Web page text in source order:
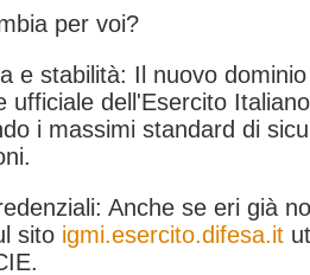
per voi?
e stabilità: Il nuovo
ufficiale dell'Esercito
i massimi standard di
Anche se eri già
sito igmi.esercito.difesa.it